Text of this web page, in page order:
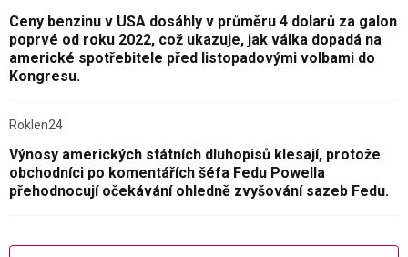
Ceny benzinu v USA dosáhly v průměru 4 dolarů za galon
poprvé od roku 2022, což ukazuje, jak válka dopadá na
americké spotřebitele před listopadovými volbami do
Kongresu.
Roklen24
Výnosy amerických státních dluhopisů klesají, protože
obchodníci po komentářích šéfa Fedu Powella
přehodnocují očekávání ohledně zvyšování sazeb Fedu.